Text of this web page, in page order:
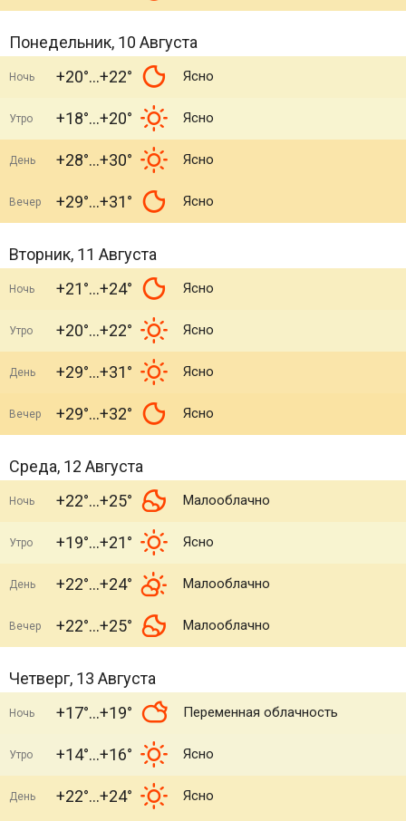
Понедельник, 10 Августа
Ночь +20° +22° Ясно
Утро +18° +20° Ясно
День +28° +30° Ясно
Вечер +29° +31° Ясно
Вторник, 11 Августа
Ночь +21° +24° Ясно
Утро +20° +22° Ясно
День +29° +31° Ясно
Вечер +29° +32° Ясно
Среда, 12 Августа
Ночь +22° +25° Малооблачно
Утро +19° +21° Ясно
День +22° +24° Малооблачно
Вечер +22° +25° Малооблачно
Четверг, 13 Августа
Ночь +17° +19° Переменная облачность
Утро +14° +16° Ясно
День +22° +24° Ясно